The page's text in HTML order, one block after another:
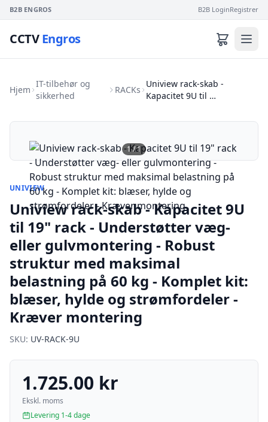
B2B ENGROS B2B LoginRegistrer
CCTVEngros
Hjem
IT-tilbehør og
sikkerhed
RACKs
Uniview rack-skab -
Kapacitet 9U til …
1/1
UNIVIEW
Uniview rack-skab - Kapacitet 9U
til 19" rack - Understøtter væg-
eller gulvmontering - Robust
struktur med maksimal
belastning på 60 kg - Komplet kit:
blæser, hylde og strømfordeler -
Kræver montering
SKU: UV-RACK-9U
1.725.00 kr
Ekskl. moms
Levering 1-4 dage